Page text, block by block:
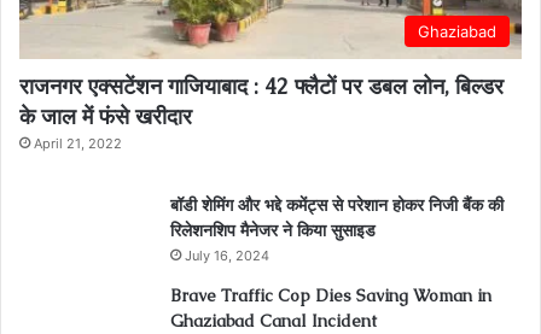
Ghaziabad
राजनगर एक्सटेंशन गाजियाबाद : 42 फ्लैटों पर डबल लोन, बिल्डर
के जाल में फंसे खरीदार
April 21, 2022
बॉडी शेमिंग और भद्दे कमेंट्स से परेशान होकर निजी बैंक की
रिलेशनशिप मैनेजर ने किया सुसाइड
July 16, 2024
Brave Traffic Cop Dies Saving Woman in
Ghaziabad Canal Incident